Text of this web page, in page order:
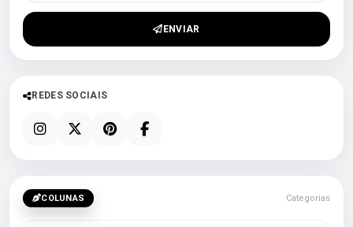
ENVIAR
REDES SOCIAIS
COLUNAS Categorias